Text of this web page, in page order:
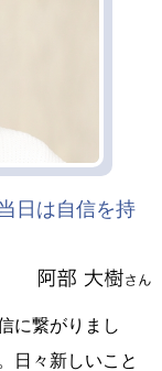
日は自信を持
に繋がりまし
日々新しいこと